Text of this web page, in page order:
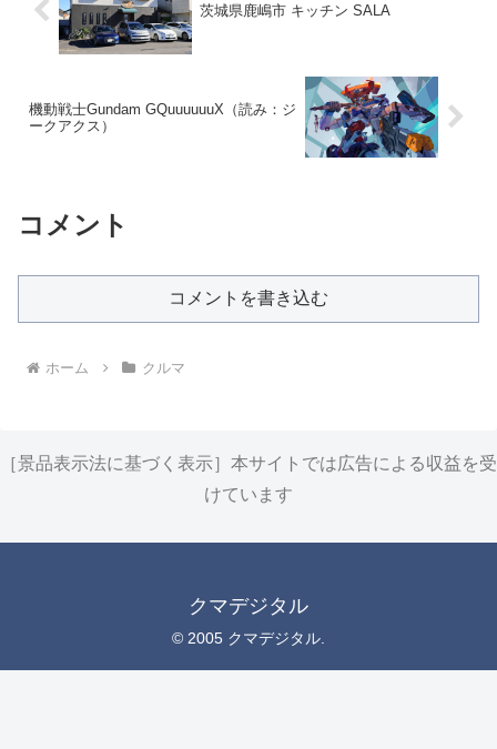
茨城県鹿嶋市 キッチン SALA
機動戦士Gundam GQuuuuuuX（読み：ジ
ークアクス）
コメント
コメントを書き込む
ホーム クルマ
［景品表示法に基づく表示］本サイトでは広告による収益を受
けています
クマデジタル
© 2005 クマデジタル.